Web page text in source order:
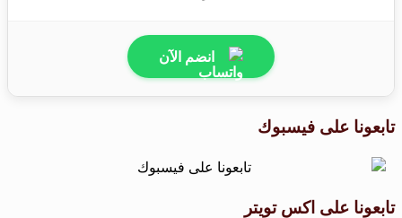
انضم الآن
تابعونا على فيسبوك
تابعونا على اكس تويتر